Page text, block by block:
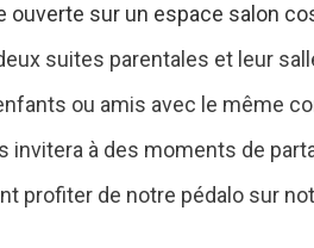
ouverte sur un espace salon
suites parentales et leur
ou amis avec le même
invitera à des moments de
profiter de notre pédalo sur